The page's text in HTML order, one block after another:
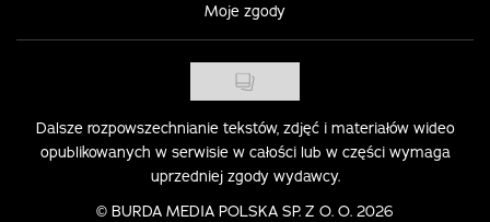
Moje zgody
Dalsze rozpowszechnianie tekstów, zdjęć i materiałów wideo
opublikowanych w serwisie w całości lub w części wymaga
uprzedniej zgody wydawcy.
© BURDA MEDIA POLSKA SP. Z O. O. 2026